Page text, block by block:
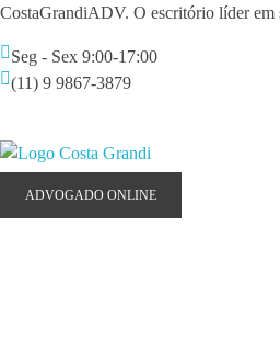
CostaGrandiADV. O escritório líder em
Seg - Sex 9:00-17:00
(11) 9 9867-3879
CostagrandiADV
Advogado Imobiliário, Usucapião, Advogado Especialista em Leilão de Imóveis, Despejo, Reintegração de Posse, Esbulho Possessório, Registro de Imóveis, Incorporação Imobiliária, Direito Imobiliário
ADVOGADO ONLINE